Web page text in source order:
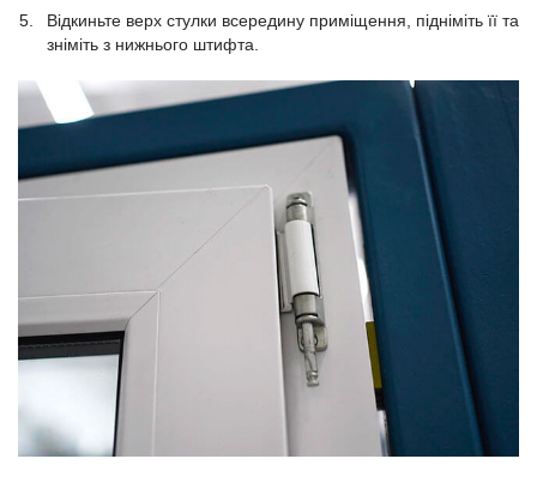
Відкиньте верх стулки всередину приміщення, підніміть її та
зніміть з нижнього штифта.